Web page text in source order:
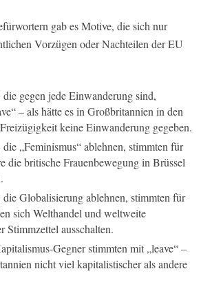
gab es Motive, die sich nur
Vorzügen oder Nachteilen der EU
die gegen jede Einwanderung sind,
– als hätte es in Großbritannien in den
keine Einwanderung gegeben.
die „Feminismus“ ablehnen, stimmten für
die britische Frauenbewegung in Brüssel
die Globalisierung ablehnen, stimmten für
sich Welthandel und weltweite
Stimmzettel ausschalten.
Gegner stimmten mit „leave“ –
nicht viel kapitalistischer als andere